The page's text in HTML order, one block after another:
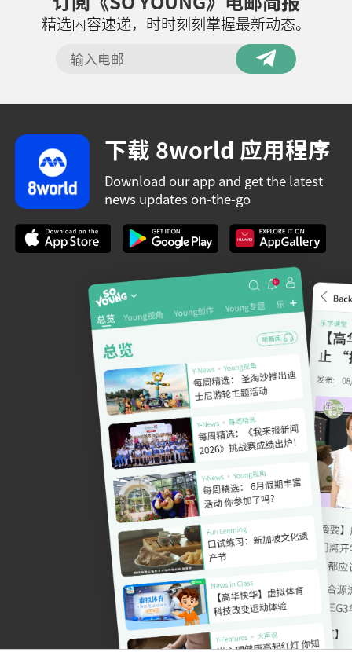
精选内容速递，时时刻刻掌握最新动态。
下载 8world 应用程序
Download our app and get the latest
news updates on-the-go